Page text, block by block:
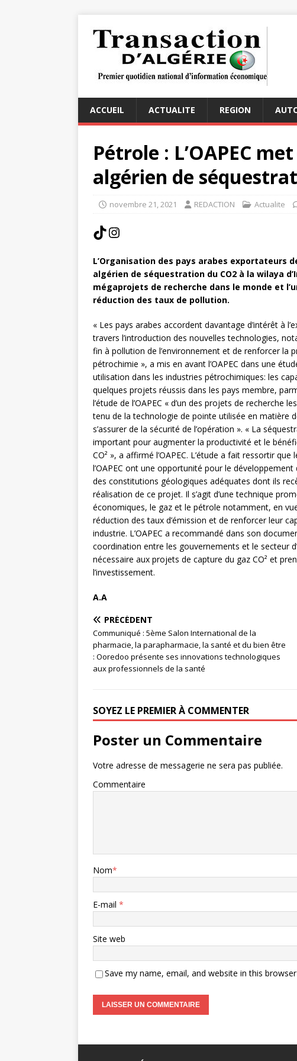
ACCUEIL ACTUALITE REGION
Pétrole : L’OAPEC
algérien de
novembre 21, 2021 REDACTION Actualite
L’Organisation des pays arabes exportateurs
algérien de séquestration du CO2 à la wilaya
mégaprojets de recherche dans le monde et
réduction des taux de pollution.
« Les pays arabes accordent davantage d’intérêt à
travers l’introduction des nouvelles technologies,
fin à pollution de l’environnement et de renforcer la
pétrochimie », a mis en avant l’OAPEC dans une
utilisation dans les industries pétrochimiques: les
quelques projets réussis dans les pays membre,
l’étude de l’OAPEC « d’un des projets de
tenu de la technologie de pointe utilisée en matière
s’assurer de la sécurité de l’opération ». « La
important pour augmenter la productivité et le
CO² », a affirmé l’OAPEC. L’étude a fait ressortir
l’OAPEC ont une opportunité pour le
des constitutions géologiques adéquates dont ils
réalisation de ce projet. Il s’agit d’une technique
économiques, le gaz et le pétrole notamment, en
réduction des taux d’émission et de renforcer leur
industrie. L’OAPEC a recommandé dans son
coordination entre les gouvernements et le secteur
nécessaire aux projets de capture du gaz CO² et
l’investissement.
A.A
PRÉCÉDENT
Communiqué : 5ème Salon International de la
pharmacie, la parapharmacie, la santé et du bien être
: Ooredoo présente ses innovations technologiques
aux professionnels de la santé
SOYEZ LE PREMIER À COMMENTER
Poster un Commentaire
Votre adresse de messagerie ne sera pas publiée.
Commentaire
Nom*
E-mail *
Site web
Save my name, email, and website in this